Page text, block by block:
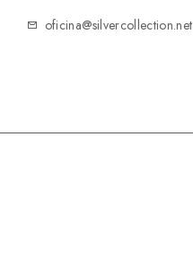
oficina@silvercollection.net